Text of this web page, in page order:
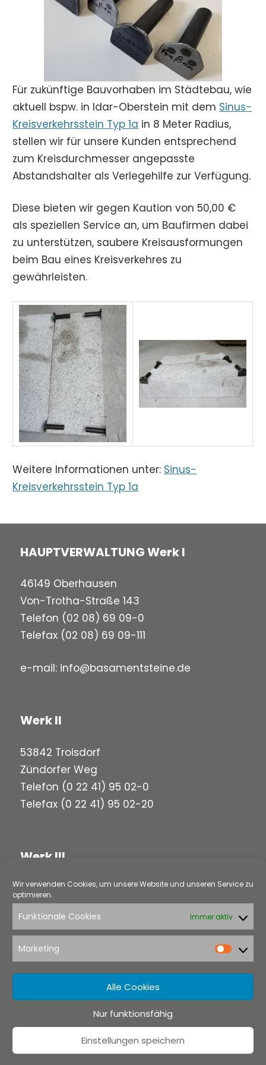
Wir verwenden Cookies, um unsere Website und unseren Service zu
optimieren.
Funktionale Cookies Immer aktiv
Marketing
Alle Cookies
Nur funktionsfähig
Einstellungen speichern
Für zukünftige Bauvorhaben im Städtebau, wie
aktuell bspw. in Idar-Oberstein mit dem Sinus-
Kreisverkehrsstein Typ 1a in 8 Meter Radius,
stellen wir für unsere Kunden entsprechend
zum Kreisdurchmesser angepasste
Abstandshalter als Verlegehilfe zur Verfügung.
Diese bieten wir gegen Kaution von 50,00 €
als speziellen Service an, um Baufirmen dabei
zu unterstützen, saubere Kreisausformungen
beim Bau eines Kreisverkehres zu
gewährleisten.
Weitere Informationen unter: Sinus-
Kreisverkehrsstein Typ 1a
HAUPTVERWALTUNG Werk I
46149 Oberhausen
Von-Trotha-Straße 143
Telefon (02 08) 69 09-0
Telefax (02 08) 69 09-111
e-mail: info@basamentsteine.de
Werk II
53842 Troisdorf
Zündorfer Weg
Telefon (0 22 41) 95 02-0
Telefax (0 22 41) 95 02-20
Werk III
58313 Herdecke
Loerfeldstraße 5
Telefon(0 23 30) 97 91-0
Telefax (0 23 30) 97 91-22
Datenschutzerklärung